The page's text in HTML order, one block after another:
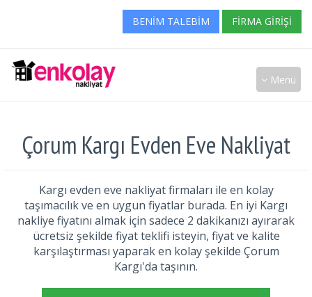
BENIM TALEBIM FIRMA GIRIŞI
Menü
Çorum Kargı Evden Eve Nakliyat
Kargı evden eve nakliyat firmaları ile en kolay
taşımacılık ve en uygun fiyatlar burada. En iyi Kargı
nakliye fiyatını almak için sadece 2 dakikanızı ayırarak
ücretsiz şekilde fiyat teklifi isteyin, fiyat ve kalite
karşılaştırması yaparak en kolay şekilde Çorum
Kargı'da taşının.